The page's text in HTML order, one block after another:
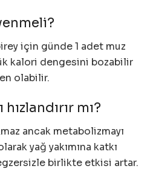
için günde 1 adet muz
kalori dengesini bozabilir
olabilir.
hızlandırır mı?
ancak metabolizmayı
yağ yakımına katkı
birlikte etkisi artar.